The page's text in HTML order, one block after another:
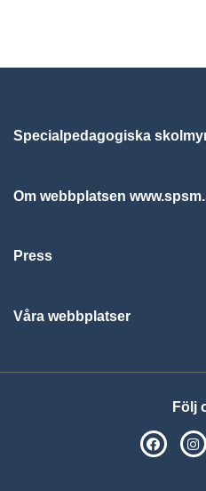
Specialpedagogiska
Om webbplatsen
Press
Våra webbplatser
Följ